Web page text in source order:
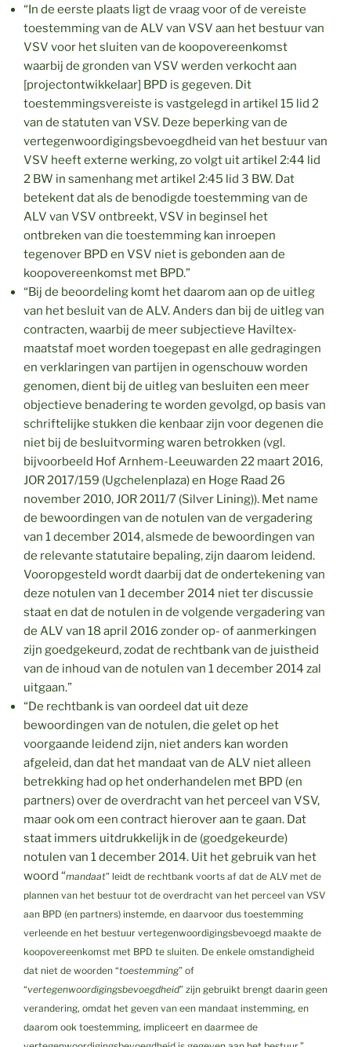
“In de eerste plaats ligt de vraag voor of de vereiste
toestemming van de ALV van VSV aan het bestuur van
VSV voor het sluiten van de koopovereenkomst
waarbij de gronden van VSV werden verkocht aan
[projectontwikkelaar] BPD is gegeven. Dit
toestemmingsvereiste is vastgelegd in artikel 15 lid 2
van de statuten van VSV. Deze beperking van de
vertegenwoordigingsbevoegdheid van het bestuur van
VSV heeft externe werking, zo volgt uit artikel 2:44 lid
2 BW in samenhang met artikel 2:45 lid 3 BW. Dat
betekent dat als de benodigde toestemming van de
ALV van VSV ontbreekt, VSV in beginsel het
ontbreken van die toestemming kan inroepen
tegenover BPD en VSV niet is gebonden aan de
koopovereenkomst met BPD.”
“Bij de beoordeling komt het daarom aan op de uitleg
van het besluit van de ALV. Anders dan bij de uitleg van
contracten, waarbij de meer subjectieve Haviltex-
maatstaf moet worden toegepast en alle gedragingen
en verklaringen van partijen in ogenschouw worden
genomen, dient bij de uitleg van besluiten een meer
objectieve benadering te worden gevolgd, op basis van
schriftelijke stukken die kenbaar zijn voor degenen die
niet bij de besluitvorming waren betrokken (vgl.
bijvoorbeeld Hof Arnhem-Leeuwarden 22 maart 2016,
JOR 2017/159 (Ugchelenplaza) en Hoge Raad 26
november 2010, JOR 2011/7 (Silver Lining)). Met name
de bewoordingen van de notulen van de vergadering
van 1 december 2014, alsmede de bewoordingen van
de relevante statutaire bepaling, zijn daarom leidend.
Vooropgesteld wordt daarbij dat de ondertekening van
deze notulen van 1 december 2014 niet ter discussie
staat en dat de notulen in de volgende vergadering van
de ALV van 18 april 2016 zonder op- of aanmerkingen
zijn goedgekeurd, zodat de rechtbank van de juistheid
van de inhoud van de notulen van 1 december 2014 zal
uitgaan.”
“De rechtbank is van oordeel dat uit deze
bewoordingen van de notulen, die gelet op het
voorgaande leidend zijn, niet anders kan worden
afgeleid, dan dat het mandaat van de ALV niet alleen
betrekking had op het onderhandelen met BPD (en
partners) over de overdracht van het perceel van VSV,
maar ook om een contract hierover aan te gaan. Dat
staat immers uitdrukkelijk in de (goedgekeurde)
notulen van 1 december 2014. Uit het gebruik van het
woord “mandaat” leidt de rechtbank voorts af dat de ALV met de
plannen van het bestuur tot de overdracht van het perceel van VSV
aan BPD (en partners) instemde, en daarvoor dus toestemming
verleende en het bestuur vertegenwoordigingsbevoegd maakte de
koopovereenkomst met BPD te sluiten. De enkele omstandigheid
dat niet de woorden “toestemming” of
“vertegenwoordigingsbevoegdheid” zijn gebruikt brengt daarin geen
verandering, omdat het geven van een mandaat instemming, en
daarom ook toestemming, impliceert en daarmee de